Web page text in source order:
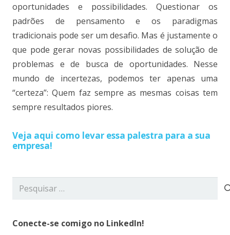
oportunidades e possibilidades. Questionar os
padrões de pensamento e os paradigmas
tradicionais pode ser um desafio. Mas é justamente o
que pode gerar novas possibilidades de solução de
problemas e de busca de oportunidades. Nesse
mundo de incertezas, podemos ter apenas uma
“certeza”: Quem faz sempre as mesmas coisas tem
sempre resultados piores.
Veja aqui como levar essa palestra para a sua
empresa!
Pesquisar
Conecte-se comigo no LinkedIn!